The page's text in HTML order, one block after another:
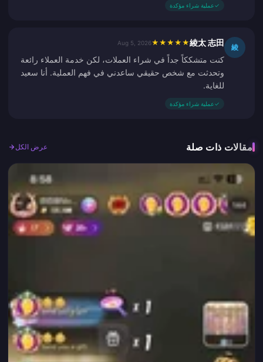
✓عملية شراء مؤكدة
綾
綾太 志田
★
★
★
★
★
Aug 5, 2026
كنت متشككاً جداً في شراء العملات، لكن خدمة العملاء رائعة
وتحدثت مع شخص حقيقي ساعدني في فهم العملية. أنا سعيد
للغاية.
✓عملية شراء مؤكدة
مقالات ذات صلة عرض الكل